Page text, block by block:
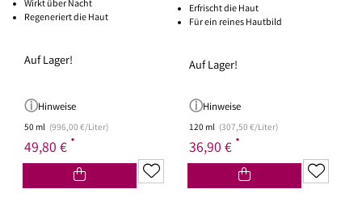
Wirkt über Nacht
Regeneriert die Haut
Auf Lager!
Hinweise
50 ml (996,00 €/Liter)
49,80 € *
Erfrischt die Haut
Für ein reines Hautbild
Auf Lager!
Hinweise
120 ml (307,50 €/Liter)
36,90 € *